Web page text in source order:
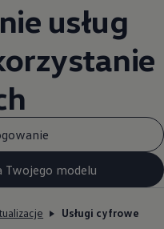
usług
Twojego modelu
Usługi cyfrowe